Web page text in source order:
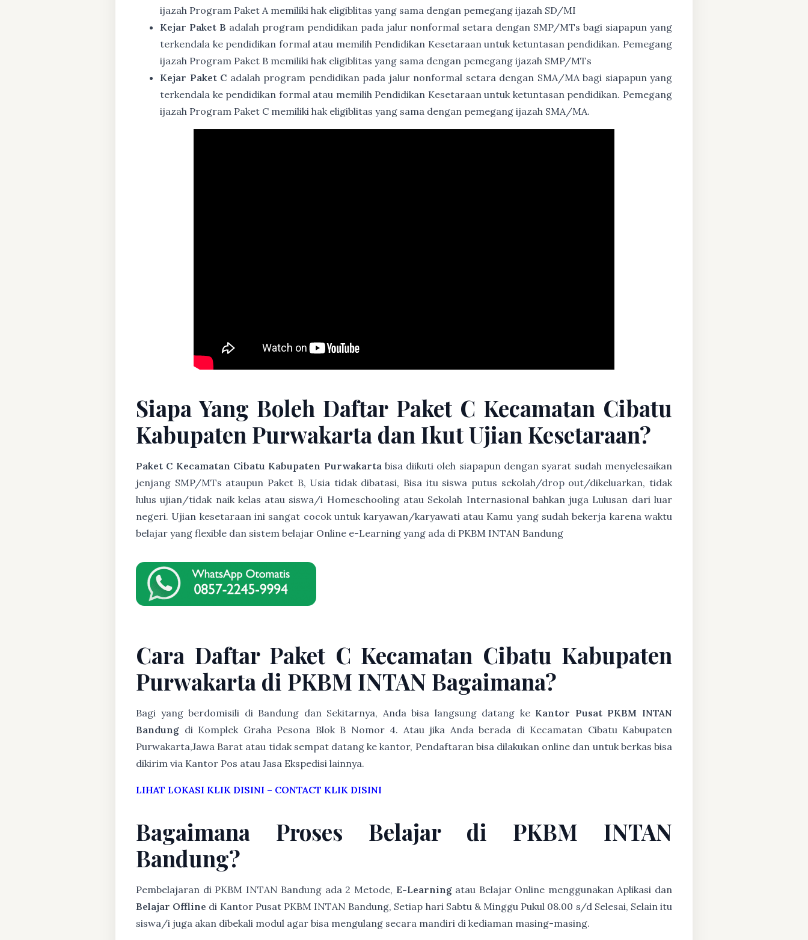
ijazah Program Paket A memiliki hak eligiblitas yang sama dengan pemegang ijazah SD/MI
Kejar Paket B adalah program pendidikan pada jalur nonformal setara dengan SMP/MTs bagi siapapun yang
terkendala ke pendidikan formal atau memilih Pendidikan Kesetaraan untuk ketuntasan pendidikan. Pemegang
ijazah Program Paket B memiliki hak eligiblitas yang sama dengan pemegang ijazah SMP/MTs
Kejar Paket C adalah program pendidikan pada jalur nonformal setara dengan SMA/MA bagi siapapun yang
terkendala ke pendidikan formal atau memilih Pendidikan Kesetaraan untuk ketuntasan pendidikan. Pemegang
ijazah Program Paket C memiliki hak eligiblitas yang sama dengan pemegang ijazah SMA/MA.
Siapa Yang Boleh Daftar Paket C Kecamatan Cibatu
Kabupaten Purwakarta dan Ikut Ujian Kesetaraan?
Paket C Kecamatan Cibatu Kabupaten Purwakarta bisa diikuti oleh siapapun dengan syarat sudah menyelesaikan
jenjang SMP/MTs ataupun Paket B, Usia tidak dibatasi, Bisa itu siswa putus sekolah/drop out/dikeluarkan, tidak
lulus ujian/tidak naik kelas atau siswa/i Homeschooling atau Sekolah Internasional bahkan juga Lulusan dari luar
negeri. Ujian kesetaraan ini sangat cocok untuk karyawan/karyawati atau Kamu yang sudah bekerja karena waktu
belajar yang flexible dan sistem belajar Online e-Learning yang ada di PKBM INTAN Bandung
Cara Daftar Paket C Kecamatan Cibatu Kabupaten
Purwakarta di PKBM INTAN Bagaimana?
Bagi yang berdomisili di Bandung dan Sekitarnya, Anda bisa langsung datang ke Kantor Pusat PKBM INTAN
Bandung di Komplek Graha Pesona Blok B Nomor 4. Atau jika Anda berada di Kecamatan Cibatu Kabupaten
Purwakarta,Jawa Barat atau tidak sempat datang ke kantor, Pendaftaran bisa dilakukan online dan untuk berkas bisa
dikirim via Kantor Pos atau Jasa Ekspedisi lainnya.
LIHAT LOKASI KLIK DISINI – CONTACT KLIK DISINI
Bagaimana Proses Belajar di PKBM INTAN
Bandung?
Pembelajaran di PKBM INTAN Bandung ada 2 Metode, E-Learningatau Belajar Online menggunakan Aplikasi dan
Belajar Offline di Kantor Pusat PKBM INTAN Bandung, Setiap hari Sabtu & Minggu Pukul 08.00 s/d Selesai, Selain itu
siswa/i juga akan dibekali modul agar bisa mengulang secara mandiri di kediaman masing-masing.